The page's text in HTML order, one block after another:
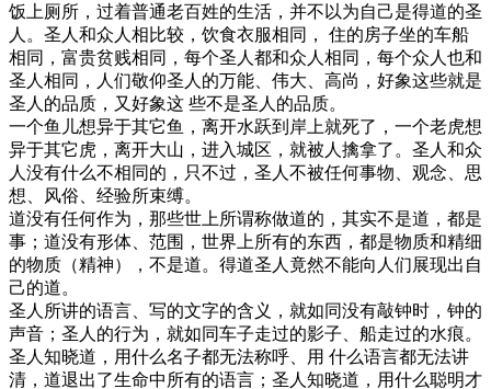
饭上厕所，过着普通老百姓的生活，并不以为自己是得道的圣
人。圣人和众人相比较，饮食衣服相同， 住的房子坐的车船
相同，富贵贫贱相同，每个圣人都和众人相同，每个众人也和
圣人相同，人们敬仰圣人的万能、伟大、高尚，好象这些就是
圣人的品质，又好象这 些不是圣人的品质。
一个鱼儿想异于其它鱼，离开水跃到岸上就死了，一个老虎想
异于其它虎，离开大山，进入城区，就被人擒拿了。圣人和众
人没有什么不相同的，只不过，圣人不被任何事物、观念、思
想、风俗、经验所束缚。
道没有任何作为，那些世上所谓称做道的，其实不是道，都是
事；道没有形体、范围，世界上所有的东西，都是物质和精细
的物质（精神），不是道。得道圣人竟然不能向人们展现出自
己的道。
圣人所讲的语言、写的文字的含义，就如同没有敲钟时，钟的
声音；圣人的行为，就如同车子走过的影子、船走过的水痕。
圣人知晓道，用什么名子都无法称呼、用 什么语言都无法讲
清，道退出了生命中所有的语言；圣人知晓道，用什么聪明才